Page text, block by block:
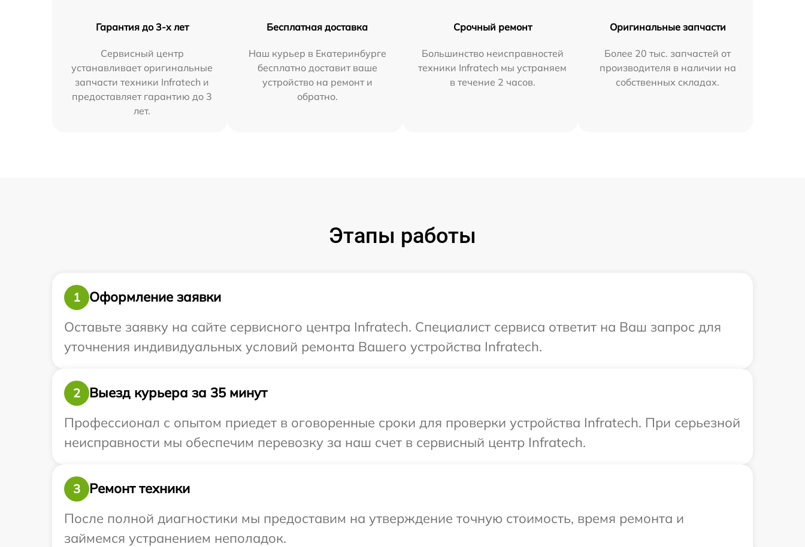
Гарантия до 3-х лет
Сервисный центр
устанавливает оригинальные
запчасти техники Infratech и
предоставляет гарантию до 3
лет.
Бесплатная доставка
Наш курьер в Екатеринбурге
бесплатно доставит ваше
устройство на ремонт и
обратно.
Срочный ремонт
Большинство неисправностей
техники Infratech мы устраняем
в течение 2 часов.
Оригинальные запчасти
Более 20 тыс. запчастей от
производителя в наличии на
собственных складах.
Этапы работы
1
Оформление заявки
Оставьте заявку на сайте сервисного центра Infratech. Специалист сервиса ответит на Ваш запрос для
уточнения индивидуальных условий ремонта Вашего устройства Infratech.
2
Выезд курьера за 35 минут
Профессионал с опытом приедет в оговоренные сроки для проверки устройства Infratech. При серьезной
неисправности мы обеспечим перевозку за наш счет в сервисный центр Infratech.
3
Ремонт техники
После полной диагностики мы предоставим на утверждение точную стоимость, время ремонта и
займемся устранением неполадок.